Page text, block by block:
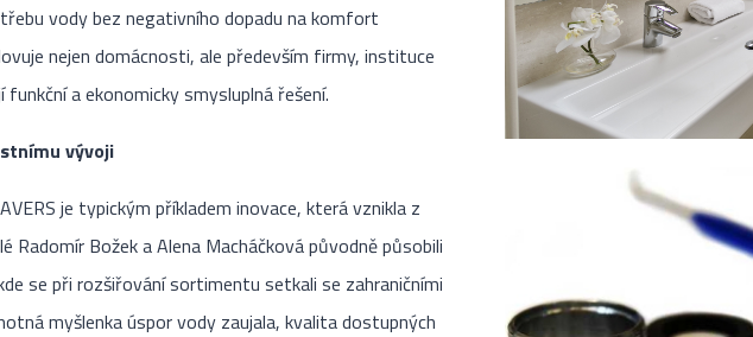
vody bez negativního dopadu na komfort
nejen domácnosti, ale především firmy, instituce
a ekonomicky smysluplná řešení.
vývoji
je typickým příkladem inovace, která vznikla z
Radomír Božek a Alena Macháčková původně působili
se při rozšiřování sortimentu setkali se zahraničními
myšlenka úspor vody zaujala, kvalita dostupných